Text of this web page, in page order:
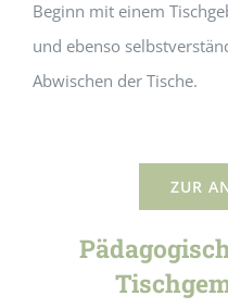
Beginn mit einem
und ebenso
Abwischen der Tische.
ZUR